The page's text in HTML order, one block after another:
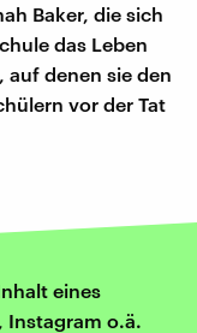
Baker, die sich
das Leben
auf denen sie den
vor der Tat
eines
Instagram o.ä.